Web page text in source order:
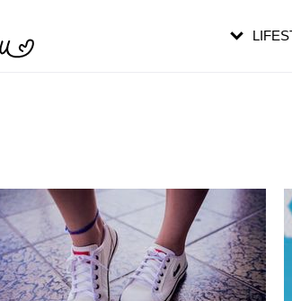
pe măsură ce înaintezi în